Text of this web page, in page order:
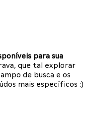
para sua
que tal explorar
de busca e os
mais específicos :)